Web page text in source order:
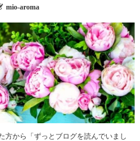
mio-aroma
方から「ずっとブログを読んでいまし